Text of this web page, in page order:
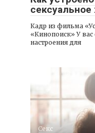
Кадр из фильма
«Кинопоиск» У вас
настроения для
Секс